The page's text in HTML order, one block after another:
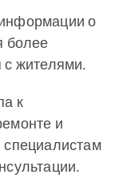
о
более
с жителями.
к
и
специалистам